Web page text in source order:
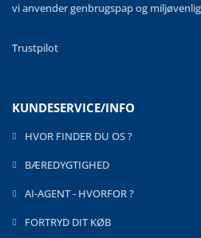
vi anvender genbrugspap og
Trustpilot
KUNDESERVICE/INFO
HVOR FINDER DU OS ?
BÆREDYGTIGHED
AI-AGENT - HVORFOR ?
FORTRYD DIT KØB